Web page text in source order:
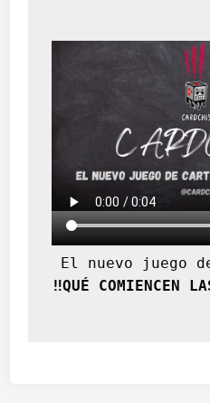
El nuevo juego
‼️QUÉ COMIENCEN